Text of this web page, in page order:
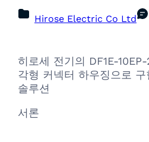
Hirose Electric Co Ltd
히로세 전기의 DF1E-
각형 커넥터 하우징으로
솔루션
서론